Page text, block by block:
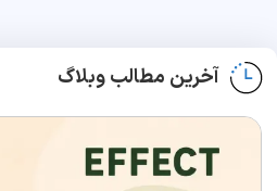
آخرین مطالب وبلاگ